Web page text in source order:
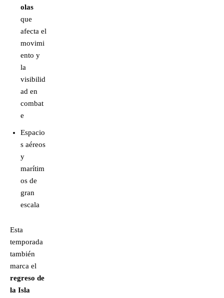
olas
que
afecta el
movimi
ento y
la
visibilid
ad en
combat
e
Espacio
s aéreos
y
marítim
os de
gran
escala
Esta
temporada
también
marca el
regreso de
la Isla